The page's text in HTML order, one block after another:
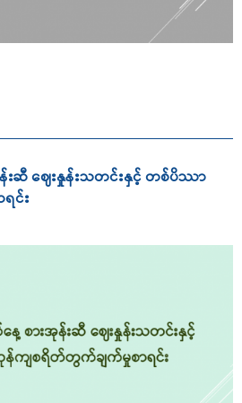
န်းဆီ ဈေးနှုန်းသတင်းနှင့် တစ်ပိဿာ
င်း